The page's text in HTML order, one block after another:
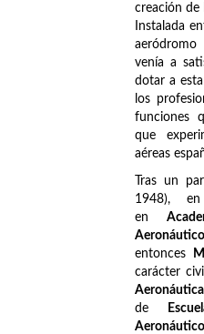
creación de
Instalada
venía a
dotar a
los
funciones
que
aéreas
Tras un
1948),
en
entonces
carácter
Aeronáutica
de